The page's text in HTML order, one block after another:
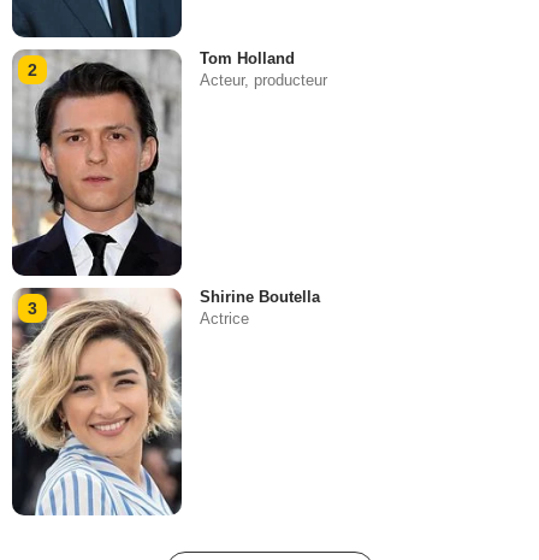
2
Tom Holland
Acteur, producteur
3
Shirine Boutella
Actrice